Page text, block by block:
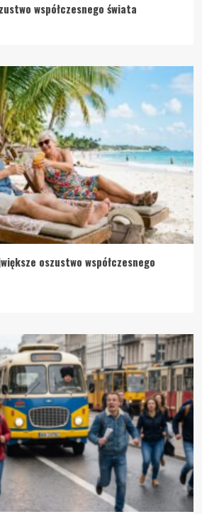
współczesnego świata
oszustwo współczesnego